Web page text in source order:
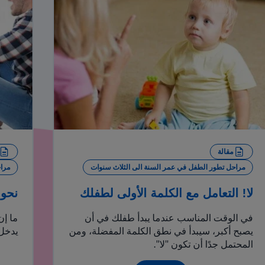
مقالة
مراحل تطور الطفل في عمر السنة الى الثلاث سنوات
لا! التعامل مع الكلمة الأولى لطفلك
في الوقت المناسب عندما يبدأ طفلك في أن
يصبح أكبر، سيبدأ في نطق الكلمة المفضلة، ومن
المحتمل جدًا أن تكون "لا".
ما